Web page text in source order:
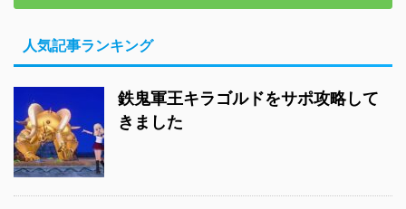
人気記事ランキング
鉄鬼軍王キラゴルドをサポ攻略して
きました